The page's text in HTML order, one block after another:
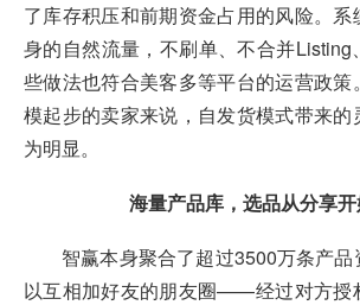
了库存积压和前期资金占用的风险。系
身的自然流量，不刷单、不合并Listing
些做法也符合美客多等平台的运营政
模起步的卖家来说，自发货模式带来的
为明显。
海量产品库，选品从分享
智赢本身聚合了超过3500万条产
以互相加好友的朋友圈——经过对方授